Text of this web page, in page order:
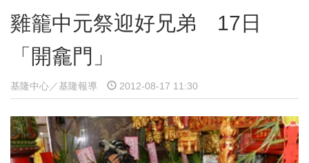
雞籠中元祭迎好兄弟 17日
「開龕門」
基隆中心／基隆報導 2012-08-17 11:30